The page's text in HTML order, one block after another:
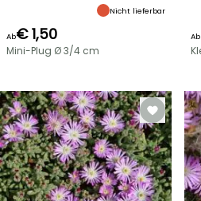
Nicht lieferbar
Ab€ 1,50
Mini-Plug Ø 3/4 cm
Ab